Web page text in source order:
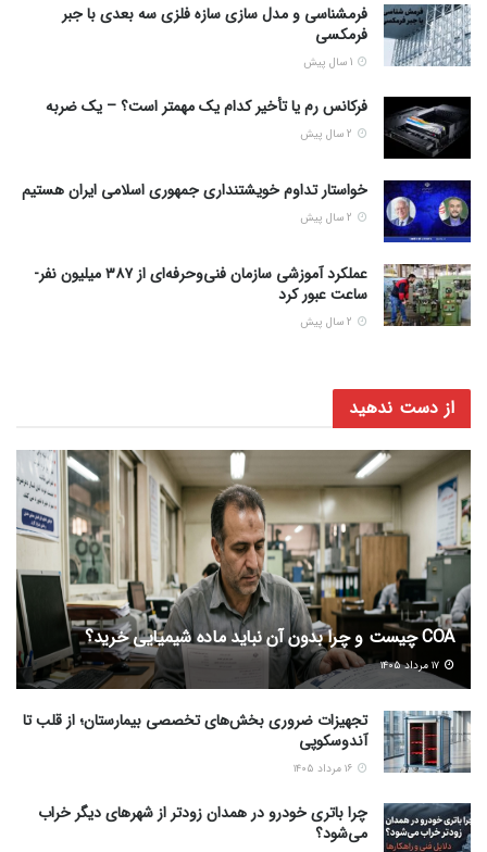
فرمشناسی و مدل سازی سازه فلزی سه بعدی با جبر
فرمکسی
فرکانس رم یا تأخیر کدام یک مهمتر است؟ – یک ضربه
خواستار تداوم خویشتنداری جمهوری اسلامی ایران هستیم
عملکرد آموزشی سازمان فنی‌وحرفه‌ای از ۳۸۷ میلیون نفر-
ساعت عبور کرد
از دست ندهید
COA چیست و چرا بدون آن نباید ماده شیمیایی خرید؟
تجهیزات ضروری بخش‌های تخصصی بیمارستان؛ از قلب تا
آندوسکوپی
چرا باتری خودرو در همدان زودتر از شهرهای دیگر خراب
می‌شود؟